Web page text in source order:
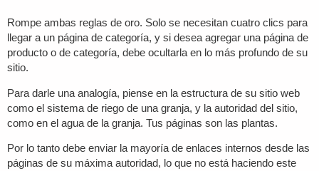
Rompe ambas reglas de oro. Solo se necesitan cuatro clics para
llegar a un página de categoría, y si desea agregar una página de
producto o de categoría, debe ocultarla en lo más profundo de su
sitio.
Para darle una analogía, piense en la estructura de su sitio web
como el sistema de riego de una granja, y la autoridad del sitio,
como en el agua de la granja. Tus páginas son las plantas.
Por lo tanto debe enviar la mayoría de enlaces internos desde las
páginas de su máxima autoridad, lo que no está haciendo este